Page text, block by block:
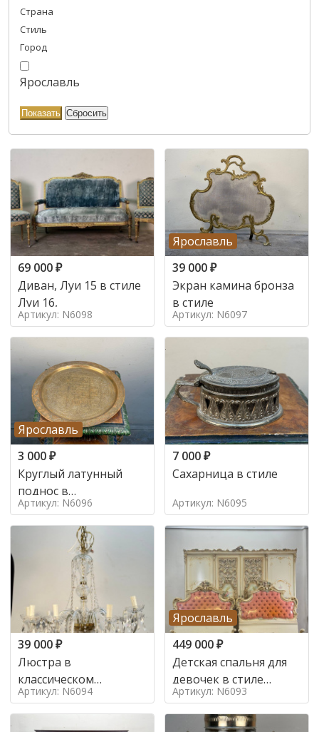
Страна
Стиль
Город
Ярославль
69 000₽
Диван, Луи 15 в стиле
Луи 16,
Артикул: N6098
Ярославль
39 000₽
Экран камина бронза
в стиле
Артикул: N6097
Ярославль
3 000₽
Круглый латунный
поднос в
марокканском стиле в
стиле
Артикул: N6096
7 000₽
Сахарница в стиле
Артикул: N6095
39 000₽
Люстра в
классическом
итальянском стиле на
10 ламп. в стиле
Артикул: N6094
Ярославль
449 000₽
Детская спальня для
девочек в стиле
итальянского барокко
в стиле
Артикул: N6093